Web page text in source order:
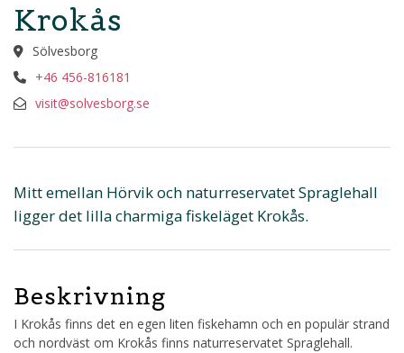
Krokås
Sölvesborg
+46 456-816181
visit@solvesborg.se
Mitt emellan Hörvik och naturreservatet Spraglehall
ligger det lilla charmiga fiskeläget Krokås.
Beskrivning
I Krokås finns det en egen liten fiskehamn och en populär strand
och nordväst om Krokås finns naturreservatet Spraglehall.